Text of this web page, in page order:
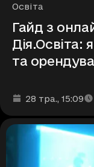
Рубрики
Освіта
Гайд з
Дія.Освіта:
та
Дата та час
28 тра., 15:09
Час читання: